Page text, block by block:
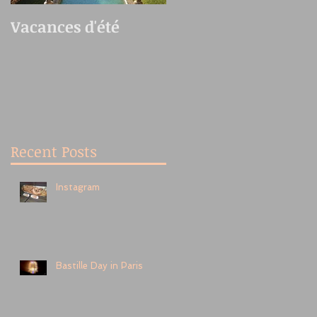
Vacances d'été
Recent Posts
Instagram
Bastille Day in Paris